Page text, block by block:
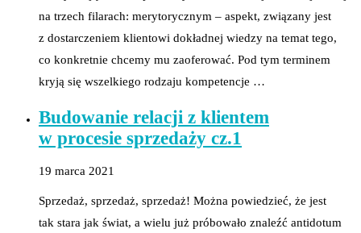
na trzech filarach: merytorycznym – aspekt, związany jest
z dostarczeniem klientowi dokładnej wiedzy na temat tego,
co konkretnie chcemy mu zaoferować. Pod tym terminem
kryją się wszelkiego rodzaju kompetencje …
Budowanie relacji z klientem
w procesie sprzedaży cz.1
19 marca 2021
Sprzedaż, sprzedaż, sprzedaż! Można powiedzieć, że jest
tak stara jak świat, a wielu już próbowało znaleźć antidotum